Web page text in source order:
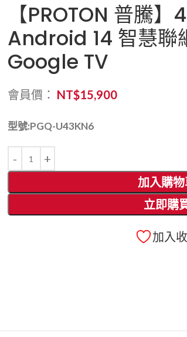
【PROTON 普騰
Android 14 智慧聯
Google TV
會員價： NT$15,900
型號:PGQ-U43KN6
加入購
立即購
加入